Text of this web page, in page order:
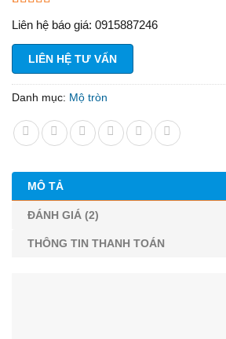
trên 5
dựa
trên
đánh
Liên hệ báo giá: 0915887246
LIÊN HỆ TƯ VẤN
Danh mục: Mộ tròn
MÔ TẢ
ĐÁNH GIÁ (2)
THÔNG TIN THANH TOÁN